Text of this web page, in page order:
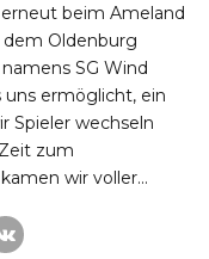
erneut beim Ameland
Oldenburg
SG Wind
ermöglicht, ein
Spieler wechseln
zum
wir voller...